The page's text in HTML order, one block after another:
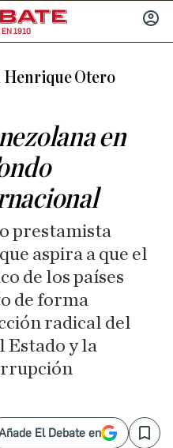
1910
Otero
en
prestamista
aspira a que el
de los países
de forma
radical del
Estado y la
El Debate en Save